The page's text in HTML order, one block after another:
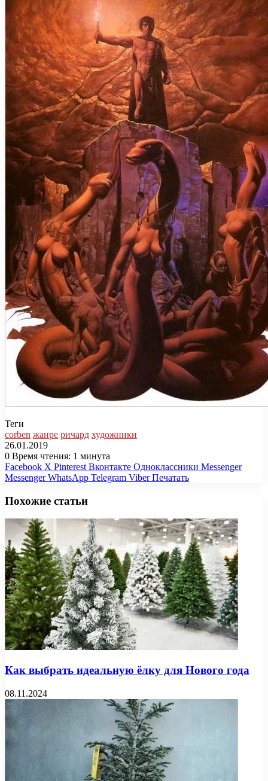
Теги
corben жанре ричард художники
26.01.2019
0 Время чтения: 1 минута
Facebook X Pinterest Вконтакте Одноклассники Messenger
Messenger WhatsApp Telegram Viber Печатать
Похожие статьи
Как выбрать идеальную ёлку для Нового года
08.11.2024